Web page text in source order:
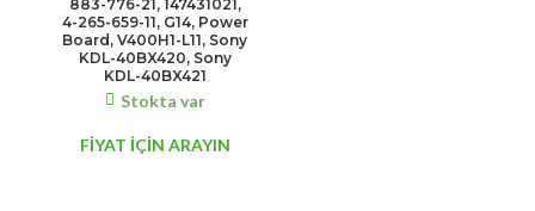
883-776-21, 147431021,
4-265-659-11, G14, Power
Board, V400H1-L11, Sony
KDL-40BX420, Sony
KDL-40BX421
FİYAT İÇİN ARAYIN
Stokta var